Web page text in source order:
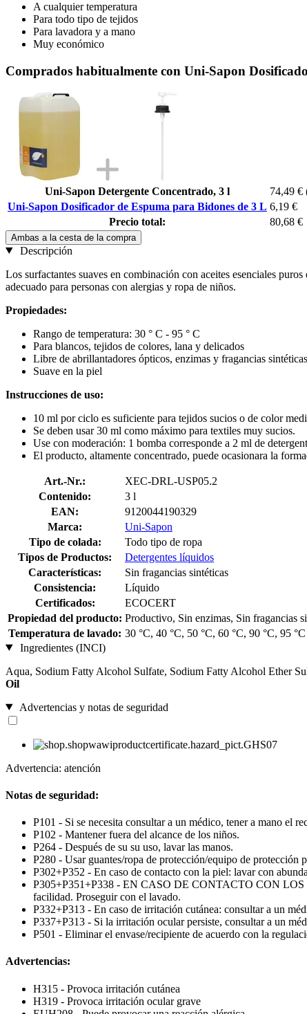
A cualquier temperatura
Para todo tipo de tejidos
Para lavadora y a mano
Muy económico
Comprados habitualmente con Uni-Sapon
Uni-Sapon Detergente Concentrado, 3 l 74,49 €
Uni-Sapon Dosificador de Espuma para Bidones de 3 L 6,19 €
Precio total:
80,68 €
Ambas a la cesta de la compra
Descripción
Los surfactantes suaves en combinación con aceites esenciales
adecuado para personas con alergias y ropa de niños.
Propiedades:
Rango de temperatura: 30 ° C - 95 ° C
Para blancos, tejidos de colores, lana y delicados
Libre de abrillantadores ópticos, enzimas y fragancias sintéticas
Suave en la piel
Instrucciones de uso:
10 ml por ciclo es suficiente para tejidos sucios o de color
Se deben usar 30 ml como máximo para textiles muy sucios.
Use con moderación: 1 bomba corresponde a 2 ml de
El producto, altamente concentrado, puede ocasionara la
Art.-Nr.:
XEC-DRL-USP05.2
Contenido:
3 l
EAN:
9120044190329
Marca:
Uni-Sapon
Tipo de colada:
Todo tipo de ropa
Tipos de Productos:
Detergentes líquidos
Características:
Sin fragancias sintéticas
Consistencia:
Líquido
Certificados:
ECOCERT
Propiedad del producto: Productivo, Sin enzimas, Sin fragancias
Temperatura de lavado: 30 °C, 40 °C, 50 °C, 60 °C, 90 °C, 95 °C
Ingredientes (INCI)
Aqua, Sodium Fatty Alcohol Sulfate, Sodium Fatty Alcohol Ether
Oil
Advertencias y notas de seguridad
Advertencia: atención
Notas de seguridad:
P101 - Si se necesita consultar a un médico, tener a mano el
P102 - Mantener fuera del alcance de los niños.
P264 - Después de su su uso, lavar las manos.
P280 - Usar guantes/ropa de protección/equipo de protección
P302+P352 - En caso de contacto con la piel: lavar con
P305+P351+P338 - EN CASO DE CONTACTO CON LOS
facilidad. Proseguir con el lavado.
P332+P313 - En caso de irritación cutánea: consultar a un
P337+P313 - Si la irritación ocular persiste, consultar a un
P501 - Eliminar el envase/recipiente de acuerdo con la
Advertencias:
H315 - Provoca irritación cutánea
H319 - Provoca irritación ocular grave